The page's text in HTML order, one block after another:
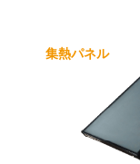
集熱パネル